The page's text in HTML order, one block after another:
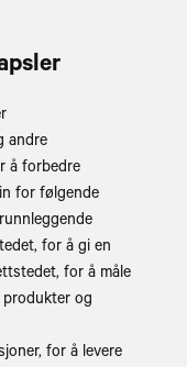
andre
å forbedre
for følgende
, for å gi en
, for å måle
og
, for å levere